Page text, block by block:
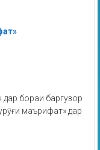
дар бораи баргузор
маърифат» дар